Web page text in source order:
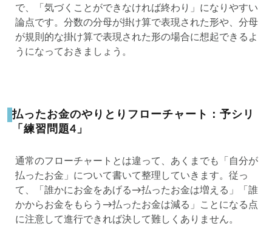
で、「気づくことができなければ終わり」になりやすい
論点です。分数の分母が掛け算で表現された形や、分母
が規則的な掛け算で表現された形の場合に想起できるよ
うになっておきましょう。
払ったお金のやりとりフローチャート：予シリ
「練習問題4」
通常のフローチャートとは違って、あくまでも「自分が
払ったお金」について書いて整理していきます。従っ
て、「誰かにお金をあげる→払ったお金は増える」「誰
かからお金をもらう→払ったお金は減る」ことになる点
に注意して進行できれば決して難しくありません。